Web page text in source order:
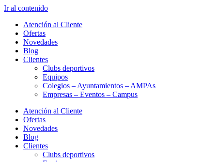
Ir al contenido
Atención al Cliente
Ofertas
Novedades
Blog
Clientes
Clubs deportivos
Equipos
Colegios – Ayuntamientos – AMPAs
Empresas – Eventos – Campus
Atención al Cliente
Ofertas
Novedades
Blog
Clientes
Clubs deportivos